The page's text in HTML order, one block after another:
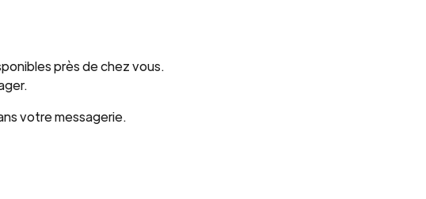
près de chez vous.
votre messagerie.